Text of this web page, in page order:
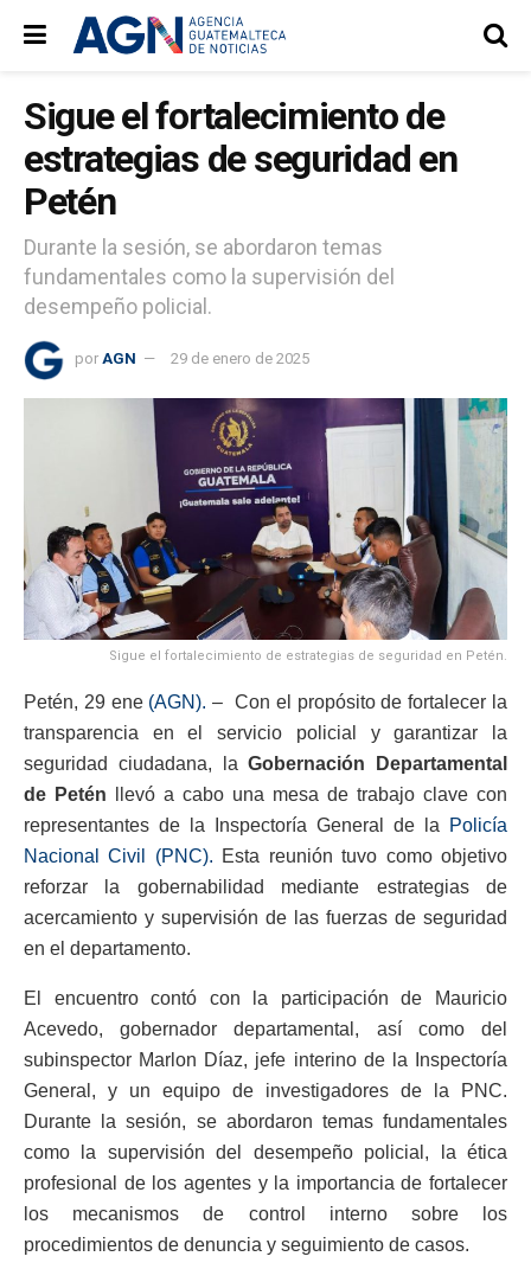
Sigue el fortalecimiento de
estrategias de seguridad en
Petén
Durante la sesión, se abordaron temas
fundamentales como la supervisión del
desempeño policial.
por AGN 29 de enero de 2025
Sigue el fortalecimiento de estrategias de seguridad en Petén.
Petén, 29 ene(AGN). – Con el propósito de fortalecer la
transparencia en el servicio policial y garantizar la
seguridad ciudadana, laGobernación Departamental
de Petén llevó a cabo una mesa de trabajo clave con
representantes de la Inspectoría General de la
Policía
Nacional Civil (PNC). Esta reunión tuvo como objetivo
reforzar la gobernabilidad mediante estrategias de
acercamiento y supervisión de las fuerzas de seguridad
en el departamento.
El encuentro contó con la participación de Mauricio
Acevedo, gobernador departamental, así como del
subinspector Marlon Díaz, jefe interino de la Inspectoría
General, y un equipo de investigadores de la PNC.
Durante la sesión, se abordaron temas fundamentales
como la supervisión del desempeño policial, la ética
profesional de los agentes y la importancia de fortalecer
los mecanismos de control interno sobre los
procedimientos de denuncia y seguimiento de casos.